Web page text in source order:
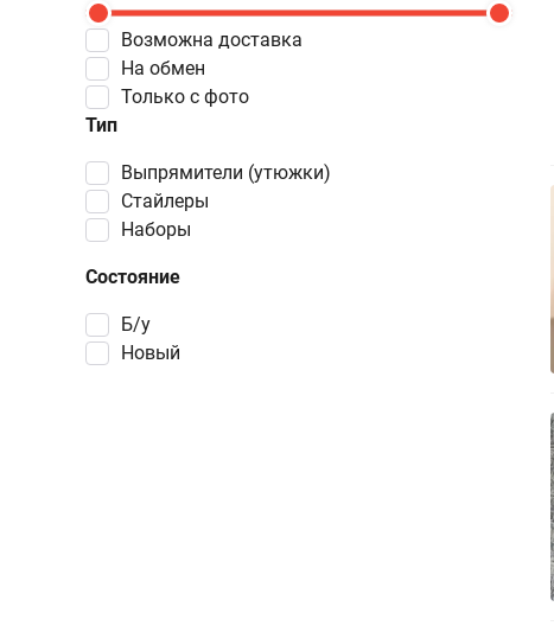
Возможна доставка
Тип
выпрямители (утюжки)
стайлеры
наборы
Состояние
Б/у
Новый
На обмен
Только с фото